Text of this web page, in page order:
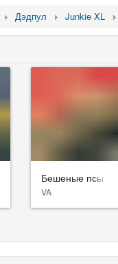
Дэдпул Junkie XL
Бешеные псы
VA